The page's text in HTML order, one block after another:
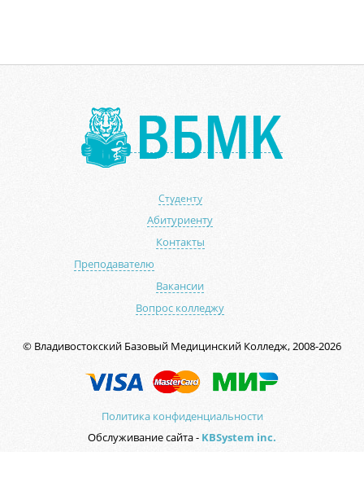
Студенту
Абитуриенту
Контакты
Преподавателю
Вакансии
Вопрос колледжу
© Владивостокский Базовый Медицинский Колледж, 2008-2026
Политика конфиденциальности
Обслуживание сайта - KBSystem inc.